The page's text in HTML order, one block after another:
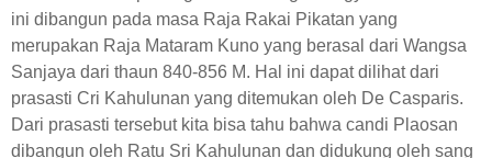
ini dibangun pada masa Raja Rakai Pikatan yang
merupakan Raja Mataram Kuno yang berasal dari Wangsa
Sanjaya dari thaun 840-856 M. Hal ini dapat dilihat dari
prasasti Cri Kahulunan yang ditemukan oleh De Casparis.
Dari prasasti tersebut kita bisa tahu bahwa candi Plaosan
dibangun oleh Ratu Sri Kahulunan dan didukung oleh sang